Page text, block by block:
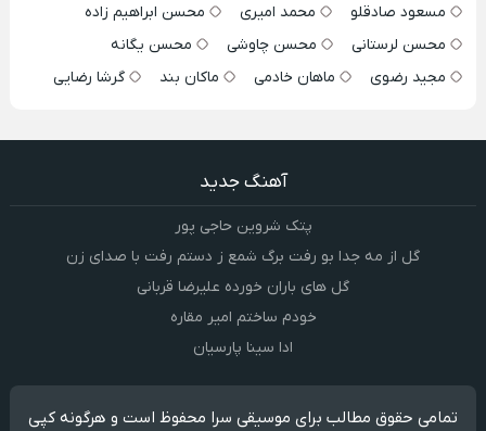
مسعود صادقلو
محمد امیری
محسن ابراهیم زاده
محسن لرستانی
محسن چاوشی
محسن یگانه
مجید رضوی
ماهان خادمی ماکان بند گرشا رضایی
آهنگ جدید
پتک شروین حاجی پور
گل از مه جدا بو رفت برگ شمع ز دستم رفت با صدای زن
گل های باران خورده علیرضا قربانی
خودم ساختم امیر مقاره
ادا سینا پارسیان
تمامی حقوق مطالب برای موسیقی سرا محفوظ است و هرگونه کپی